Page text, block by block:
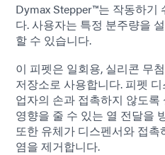
Dymax Stepper™는 작동하기
다. 사용자는 특정 분주량을
할 수 있습니다.
이 피펫은 일회용, 실리콘 무
저장소로 사용합니다. 피펫
업자의 손과 접촉하지 않도
영향을 줄 수 있는 열 전달을
또한 유체가 디스펜서와 접
염을 제거합니다.